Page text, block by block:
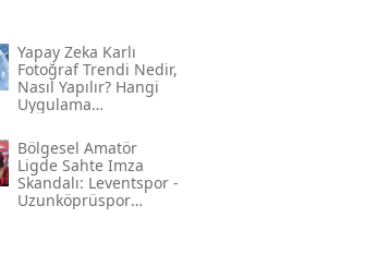
Yapay Zeka Karlı
Fotoğraf Trendi Nedir,
Nasıl Yapılır? Hangi
Uygulama
Adım Adım Rehber
Bölgesel Amatör
Ligde Sahte Imza
Skandalı: Leventspor -
Uzunköprüspor